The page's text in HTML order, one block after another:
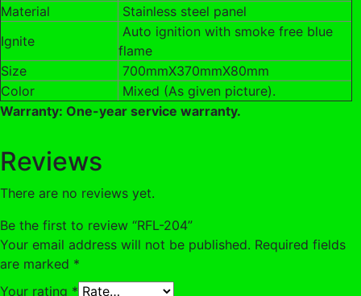
Material
Stainless steel panel
Ignite
Auto ignition with smoke free blue
flame
Size
700mmX370mmX80mm
Color
Mixed (As given picture).
Warranty: One-year service warranty.
Reviews
There are no reviews yet.
Be the first to review “RFL-204”
Your email address will not be published. Required fields
are marked *
Your rating *